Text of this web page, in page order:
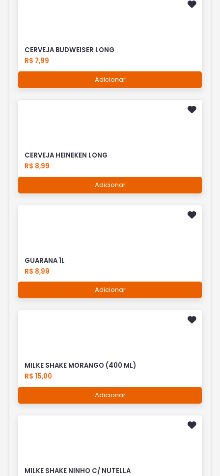
CERVEJA BUDWEISER LONG
R$ 7,99
Adicionar
CERVEJA HEINEKEN LONG
R$ 8,99
Adicionar
GUARANA 1L
R$ 8,99
Adicionar
MILKE SHAKE MORANGO (400 ML)
R$ 15,00
Adicionar
MILKE SHAKE NINHO C/ NUTELLA